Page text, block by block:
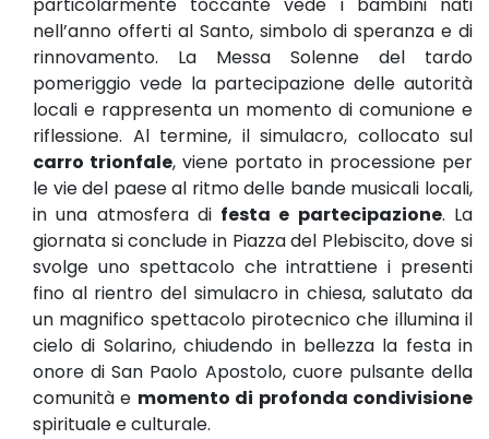
particolarmente toccante vede i bambini nati
nell’anno offerti al Santo, simbolo di speranza e di
rinnovamento. La Messa Solenne del tardo
pomeriggio vede la partecipazione delle autorità
locali e rappresenta un momento di comunione e
riflessione. Al termine, il simulacro, collocato sul
carro trionfale, viene portato in processione per
le vie del paese al ritmo delle bande musicali locali,
in una atmosfera di festa e partecipazione. La
giornata si conclude in Piazza del Plebiscito, dove si
svolge uno spettacolo che intrattiene i presenti
fino al rientro del simulacro in chiesa, salutato da
un magnifico spettacolo pirotecnico che illumina il
cielo di Solarino, chiudendo in bellezza la festa in
onore di San Paolo Apostolo, cuore pulsante della
comunità e momento di profonda condivisione
spirituale e culturale.